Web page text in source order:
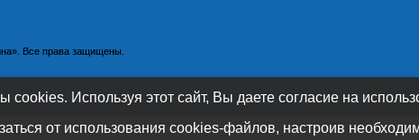
Все права защищены.
cookies. Используя этот сайт, Вы даете согласие на
от использования cookies-файлов, настроив